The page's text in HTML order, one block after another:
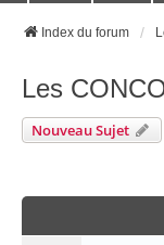
Index du forum
Les
Nouveau Sujet